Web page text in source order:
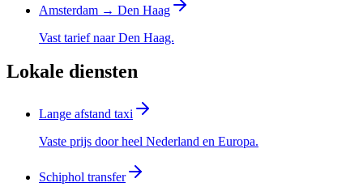
Amsterdam → Den Haag
Vast tarief naar Den Haag.
Lokale diensten
Lange afstand taxi
Vaste prijs door heel Nederland en Europa.
Schiphol transfer